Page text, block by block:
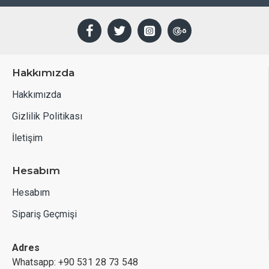
Hakkımızda
Hakkımızda
Gizlilik Politikası
İletişim
Hesabım
Hesabım
Sipariş Geçmişi
Adres
Whatsapp: +90 531 28 73 548